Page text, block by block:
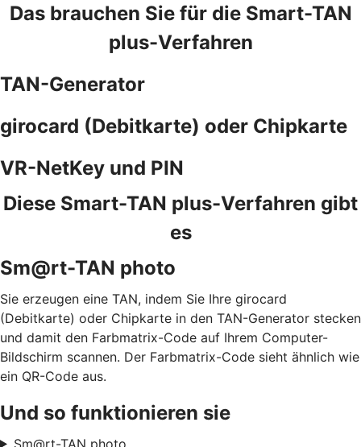
Das brauchen Sie für die Smart-TAN
plus-Verfahren
TAN-Generator
girocard (Debitkarte) oder Chipkarte
VR-NetKey und PIN
Diese Smart-TAN plus-Verfahren gibt
es
Sm@rt-TAN photo
Sie erzeugen eine TAN, indem Sie Ihre girocard
(Debitkarte) oder Chipkarte in den TAN-Generator stecken
und damit den Farbmatrix-Code auf Ihrem Computer-
Bildschirm scannen. Der Farbmatrix-Code sieht ähnlich wie
ein QR-Code aus.
Und so funktionieren sie
Sm@rt-TAN photo